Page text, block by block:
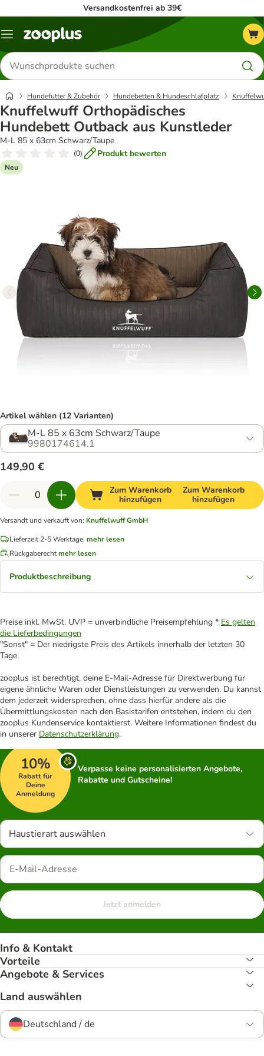
Versandkostenfrei ab 39€
Menü
Produkte
suchen
Hundefutter & Zubehör Hundebetten & Hundeschlafplatz
Knuffelwuff Orthopädisches
Hundebett Outback aus Kunstleder
M-L 85 x 63cm Schwarz/Taupe
(0) Produkt bewerten
Neu
Artikel wählen (12 Varianten)
M-L 85 x 63cm Schwarz/Taupe
9980174614.1
149,90 €
Zum Warenkorb
hinzufügen
Zum Warenkorb
hinzufügen
Versandt und verkauft von: Knuffelwuff GmbH
Lieferzeit 2-5 Werktage. mehr lesen
Rückgaberechtmehr lesen
Produktbeschreibung
Preise inkl. MwSt. UVP = unverbindliche Preisempfehlung * Es gelten
die Lieferbedingungen
"Sonst" = Der niedrigste Preis des Artikels innerhalb der letzten 30
Tage.
zooplus ist berechtigt, deine E-Mail-Adresse für Direktwerbung für
eigene ähnliche Waren oder Dienstleistungen zu verwenden. Du kannst
dem jederzeit widersprechen, ohne dass hierfür andere als die
Übermittlungskosten nach den Basistarifen entstehen, indem du den
zooplus Kundenservice kontaktierst. Weitere Informationen findest du
in unserer Datenschutzerklärung.
10%
Rabatt für
Deine
Anmeldung
Verpasse keine personalisierten Angebote,
Rabatte und Gutscheine!
Haustierart auswählen
Jetzt anmelden
Info & Kontakt
Vorteile
Angebote & Services
Land auswählen
Deutschland / de